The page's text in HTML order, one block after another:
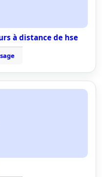
à distance de hse